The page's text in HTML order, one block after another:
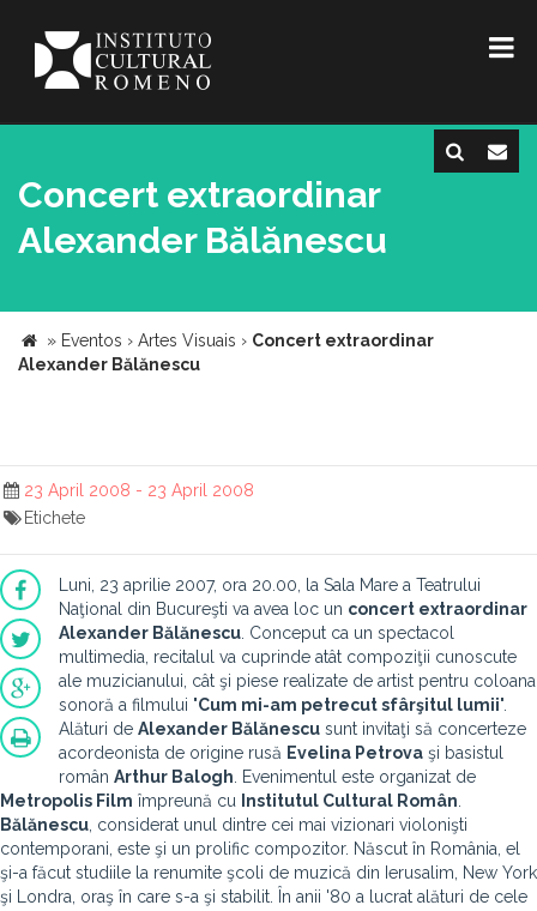
Concert extraordinar
Alexander Bălănescu
» Eventos › Artes Visuais › Concert extraordinar
Alexander Bălănescu
23 April 2008 - 23 April 2008
Etichete
Luni, 23 aprilie 2007, ora 20.00, la Sala Mare a Teatrului
Naţional din Bucureşti va avea loc un concert extraordinar
Alexander Bălănescu . Conceput ca un spectacol
multimedia, recitalul va cuprinde atât compoziţii cunoscute
ale muzicianului, cât şi piese realizate de artist pentru coloana
sonoră a filmului "Cum mi-am petrecut sfârşitul lumii".
Alături de Alexander Bălănescu sunt invitaţi să concerteze
acordeonista de origine rusă Evelina Petrova şi basistul
român Arthur Balogh . Evenimentul este organizat de
Metropolis Film împreună cu Institutul Cultural Român
Bălănescu , considerat unul dintre cei mai vizionari violonişti
contemporani, este şi un prolific compozitor. Născut în România, el
şi-a făcut studiile la renumite şcoli de muzică din Ierusalim, New York
şi Londra, oraş în care s-a şi stabilit. În anii '80 a lucrat alături de cele